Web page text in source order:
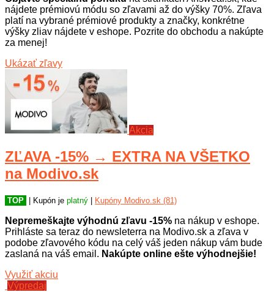
nájdete prémiovú módu so zľavami až do výšky 70%. Zľava
platí na vybrané prémiové produkty a značky, konkrétne
výšky zliav nájdete v eshope. Pozrite do obchodu a nakúpte
za menej!
Ukázať zľavy
Akcia
ZĽAVA -15% → EXTRA NA VŠETKO
na Modivo.sk
TOP | Kupón je platný Kupóny Modivo.sk (81)
Nepremeškajte výhodnú zľavu -15% na nákup v eshope.
Prihláste sa teraz do newsleterra na Modivo.sk a zľava v
podobe zľavového kódu na celý váš jeden nákup vám bude
zaslaná na váš email. Nakúpte online ešte výhodnejšie!
Využiť akciu
Výpredaj